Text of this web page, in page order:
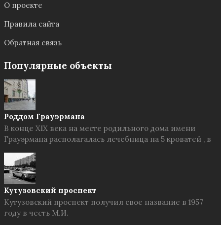
О проекте
Правила сайта
Обратная связь
Популярные объекты
Роддом Грауэрмана
В конце XIX века на месте родильного дома имени
Грауэрмана располагалась лечебница на 5 кроватей , в
Кутузовский проспект
Кутузовский проспект получил свое название в 1957
году в честь М.И.